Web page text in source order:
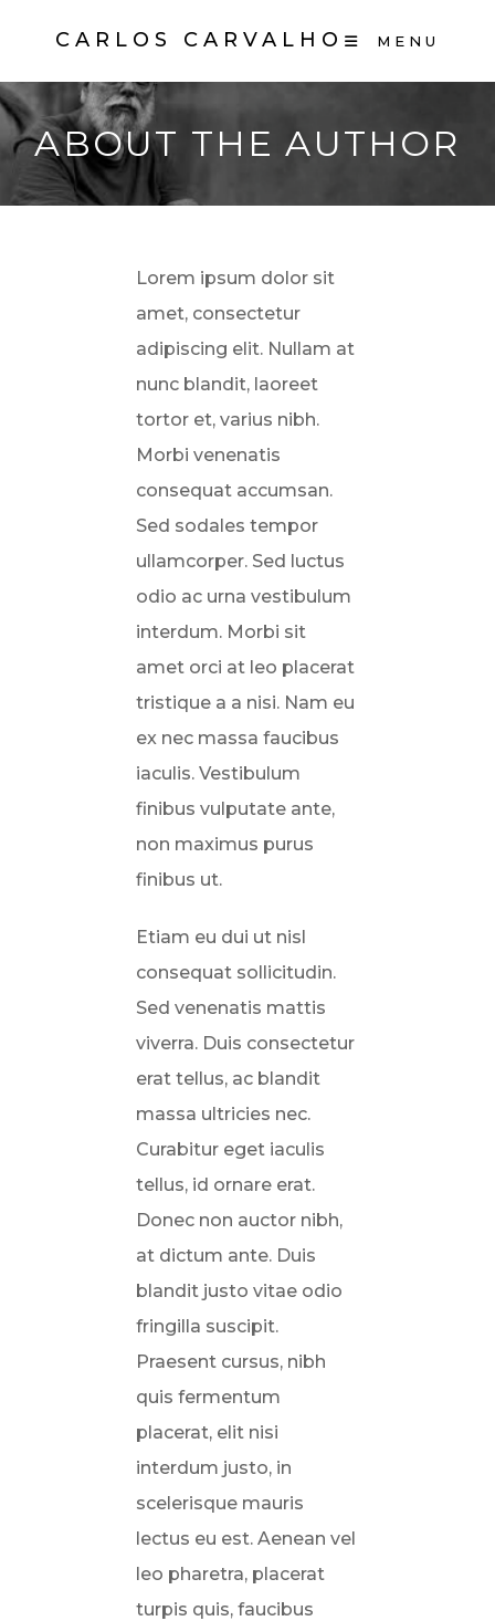
CARLOS CARVALHO MENU
ABOUT THE AUTHOR
Lorem ipsum dolor sit
amet, consectetur
adipiscing elit. Nullam at
nunc blandit, laoreet
tortor et, varius nibh.
Morbi venenatis
consequat accumsan.
Sed sodales tempor
ullamcorper. Sed luctus
odio ac urna vestibulum
interdum. Morbi sit
amet orci at leo placerat
tristique a a nisi. Nam eu
ex nec massa faucibus
iaculis. Vestibulum
finibus vulputate ante,
non maximus purus
finibus ut.
Etiam eu dui ut nisl
consequat sollicitudin.
Sed venenatis mattis
viverra. Duis consectetur
erat tellus, ac blandit
massa ultricies nec.
Curabitur eget iaculis
tellus, id ornare erat.
Donec non auctor nibh,
at dictum ante. Duis
blandit justo vitae odio
fringilla suscipit.
Praesent cursus, nibh
quis fermentum
placerat, elit nisi
interdum justo, in
scelerisque mauris
lectus eu est. Aenean vel
leo pharetra, placerat
turpis quis, faucibus